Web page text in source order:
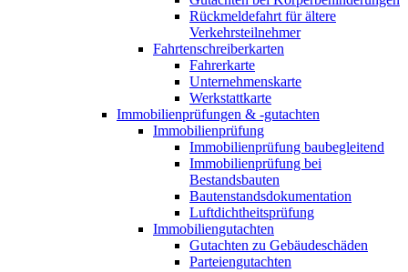
Rückmeldefahrt für ältere
Verkehrsteilnehmer
Fahrtenschreiberkarten
Fahrerkarte
Unternehmenskarte
Werkstattkarte
Immobilienprüfungen & -gutachten
Immobilienprüfung
Immobilienprüfung baubegleitend
Immobilienprüfung bei
Bestandsbauten
Bautenstandsdokumentation
Luftdichtheitsprüfung
Immobiliengutachten
Gutachten zu Gebäudeschäden
Parteiengutachten